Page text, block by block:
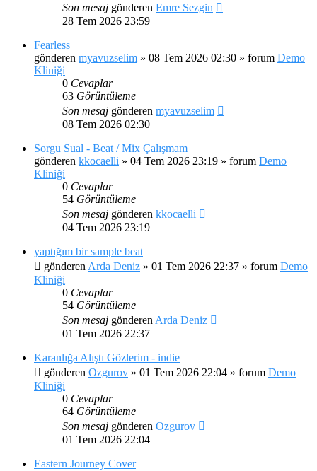
Son mesaj gönderen Emre Sezgin
28 Tem 2026 23:59
Fearless
gönderen myavuzselim » 08 Tem 2026 02:30 » forum Demo
Kliniği
0 Cevaplar
63 Görüntüleme
Son mesaj gönderen myavuzselim
08 Tem 2026 02:30
Sorgu Sual - Beat / Mix Çalışmam
gönderen kkocaelli » 04 Tem 2026 23:19 » forum Demo
Kliniği
0 Cevaplar
54 Görüntüleme
Son mesaj gönderen kkocaelli
04 Tem 2026 23:19
yaptığım bir sample beat
gönderen Arda Deniz » 01 Tem 2026 22:37 » forum Demo
Kliniği
0 Cevaplar
54 Görüntüleme
Son mesaj gönderen Arda Deniz
01 Tem 2026 22:37
Karanlığa Alıştı Gözlerim - indie
gönderen Ozgurov » 01 Tem 2026 22:04 » forum Demo
Kliniği
0 Cevaplar
64 Görüntüleme
Son mesaj gönderen Ozgurov
01 Tem 2026 22:04
Eastern Journey Cover